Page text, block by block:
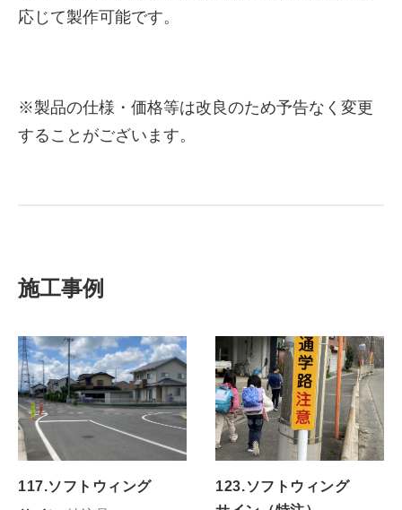
応じて製作可能です。
※製品の仕様・価格等は改良のため予告なく変更
することがございます。
施工事例
117.ソフトウィング
123.ソフトウィング